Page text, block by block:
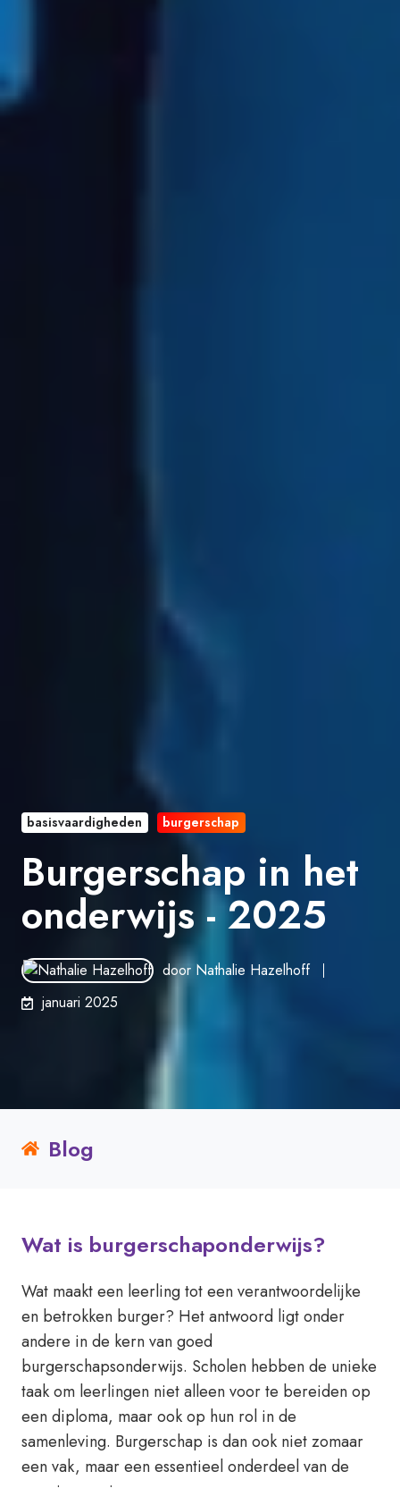
basisvaardigheden burgerschap
Burgerschap in het
onderwijs - 2025
door Nathalie Hazelhoff
januari 2025
Blog
Wat is burgerschaponderwijs?
Wat maakt een leerling tot een verantwoordelijke
en betrokken burger? Het antwoord ligt onder
andere in de kern van goed
burgerschapsonderwijs. Scholen hebben de unieke
taak om leerlingen niet alleen voor te bereiden op
een diploma, maar ook op hun rol in de
samenleving. Burgerschap is dan ook niet zomaar
een vak, maar een essentieel onderdeel van de